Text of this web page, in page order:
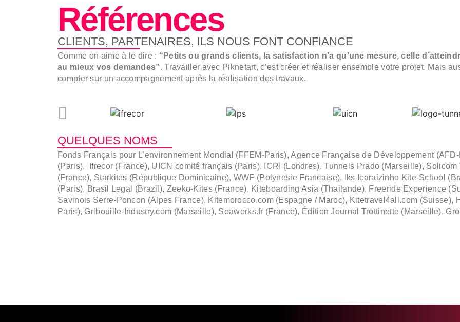
Références
CLIENTS, PARTENAIRES, ILS NOUS FONT CONFIANCE
Comme on aime à le dire : “Petits ou grands clients, la satisfaction n’a qu’une mesure, celle
au mieux vos demandes”. Travailler avec Piknetart, c’est créer et réaliser ensemble votre projet. Mais
compter sur un accompagnement après la réalisation des travaux.
QUELQUES NOMS
Fonds Français pour L’environnement Mondial (FFEM-Paris), Agence Française de Développement
(Paris),
Ifrecor (France), UICN comité français (Paris), ICRI (Londres), Tunnels Prado (Marseille), Solicom
(France), Starkites (République Dominicaine), WWF (Polynesie Francaise), Iks Icaraizinho Kite-School
(Paris), Brasil Legal (Brazil), Zeeko-Kites (France), Kiteboarding Asia (Thailande), Freeride Experience
Savinois Serre-Poncon (Alpes France), Kitemorocco.com (Espagne / Maroc), Kitetravel4all.com (Suisse),
Paris), Gribouille-Industry.com (Marseille), Seaworks.fr (France), Édition Journal Trottinette (Marseille),